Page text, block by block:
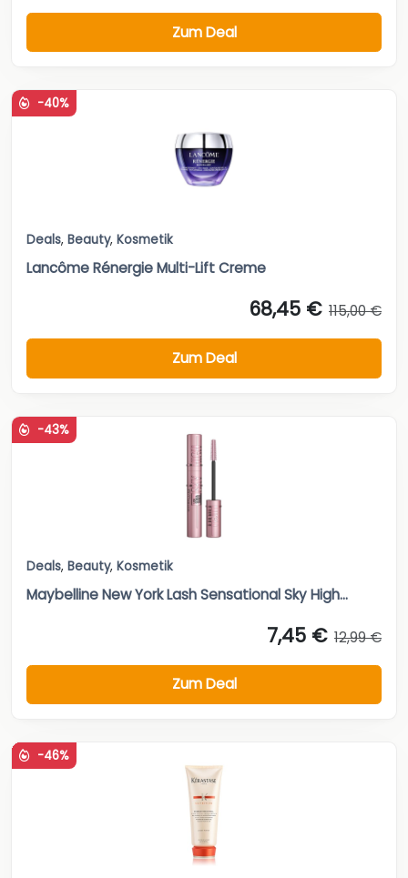
Zum Deal
-40%
Deals, Beauty, Kosmetik
Lancôme Rénergie Multi-Lift Creme
68,45 € 115,00 €
Zum Deal
-43%
Deals, Beauty, Kosmetik
Maybelline New York Lash Sensational Sky High...
7,45 € 12,99 €
Zum Deal
-46%